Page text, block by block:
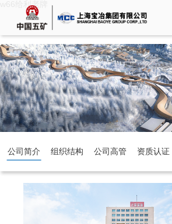
w66给利老牌
公司简介 组织结构 公司高管 资质认证